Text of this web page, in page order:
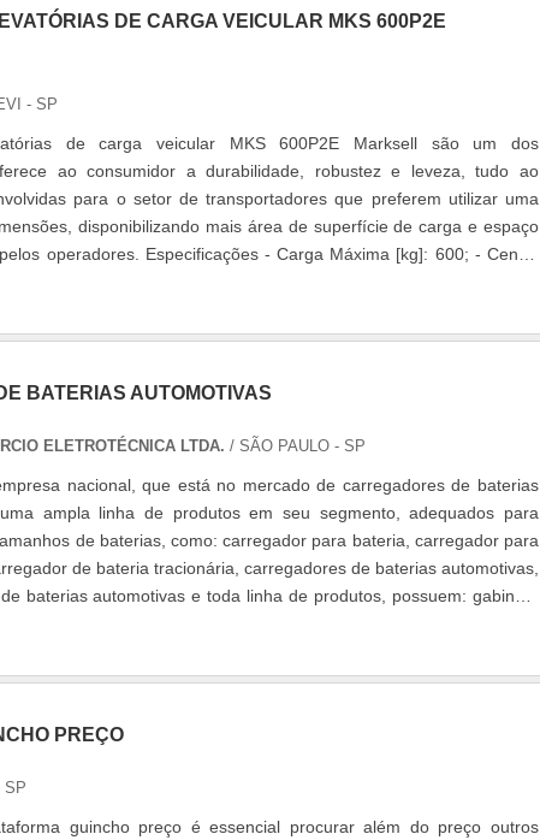
DE CARGA VEICULAR MKS 600P2E
- SP
de carga veicular MKS 600P2E Marksell são um dos
ao consumidor a durabilidade, robustez e leveza, tudo ao
para o setor de transportadores que preferem utilizar uma
disponibilizando mais área de superfície de carga e espaço
operadores. Especificações - Carga Máxima [kg]: 600; - Centro
600; - A....
BATERIAS AUTOMOTIVAS
ELETROTÉCNICA LTDA. / SÃO PAULO - SP
nacional, que está no mercado de carregadores de baterias
ampla linha de produtos em seu segmento, adequados para
de baterias, como: carregador para bateria, carregador para
de bateria tracionária, carregadores de baterias automotivas,
baterias automotivas e toda linha de produtos, possuem: gabinete
PREÇO
SP
guincho preço é essencial procurar além do preço outros